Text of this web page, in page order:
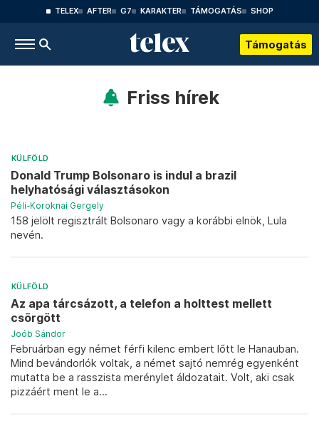
TELEX AFTER G7 KARAKTER TÁMOGATÁS SHOP
Támogatás
Friss hírek
KÜLFÖLD
Donald Trump Bolsonaro is indul a brazil
helyhatósági választásokon
Péli-Koroknai Gergely
158 jelölt regisztrált Bolsonaro vagy a korábbi elnök, Lula
nevén.
KÜLFÖLD
Az apa tárcsázott, a telefon a holttest mellett
csörgött
Joób Sándor
Februárban egy német férfi kilenc embert lőtt le Hanauban.
Mind bevándorlók voltak, a német sajtó nemrég egyenként
mutatta be a rasszista merénylet áldozatait. Volt, aki csak
pizzáért ment le a...